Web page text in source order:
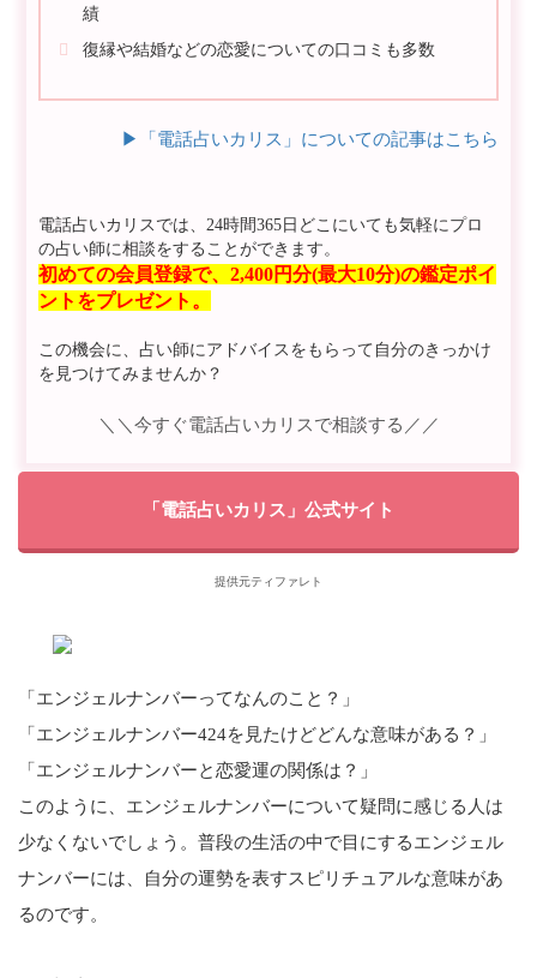
績
復縁や結婚などの恋愛についての口コミも多数
▶︎「電話占いカリス」についての記事はこちら
電話占いカリスでは、24時間365日どこにいても気軽にプロ
の占い師に相談をすることができます。
初めての会員登録で、2,400円分(最大10分)の鑑定ポイ
ントをプレゼント。
この機会に、占い師にアドバイスをもらって自分のきっかけ
を見つけてみませんか？
＼＼今すぐ電話占いカリスで相談する／／
「電話占いカリス」公式サイト
提供元ティファレト
「エンジェルナンバーってなんのこと？」
「エンジェルナンバー424を見たけどどんな意味がある？」
「エンジェルナンバーと恋愛運の関係は？」
このように、エンジェルナンバーについて疑問に感じる人は
少なくないでしょう。普段の生活の中で目にするエンジェル
ナンバーには、自分の運勢を表すスピリチュアルな意味があ
るのです。